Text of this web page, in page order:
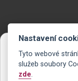
Nastavení
Tyto webové
služeb soubory
zde.